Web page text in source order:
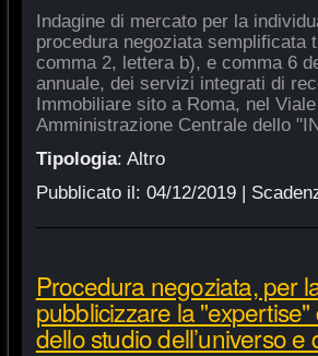
Indagine di mercato per la
procedura negoziata semplificata
comma 2, lettera b), e comma 6
annuale, dei servizi integrati di
Immobiliare sito a Roma, nel
Amministrazione Centrale dello
Tipologia: Altro
Pubblicato il: 04/12/2019|
Procedura negoziata, per
pubblicizzare la
dello studio dell’universo